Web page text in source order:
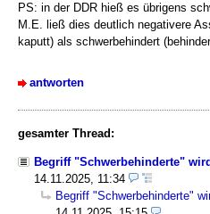
PS: in der DDR hieß es übrigens
M.E. ließ dies deutlich negativere
kaputt) als schwerbehindert
antworten
gesamter Thread:
Begriff "Schwerbehinderte"
14.11.2025, 11:34
Begriff "Schwerbehinderte"